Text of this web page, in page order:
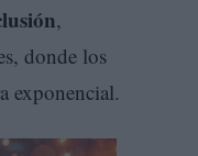
,
donde los
exponencial.